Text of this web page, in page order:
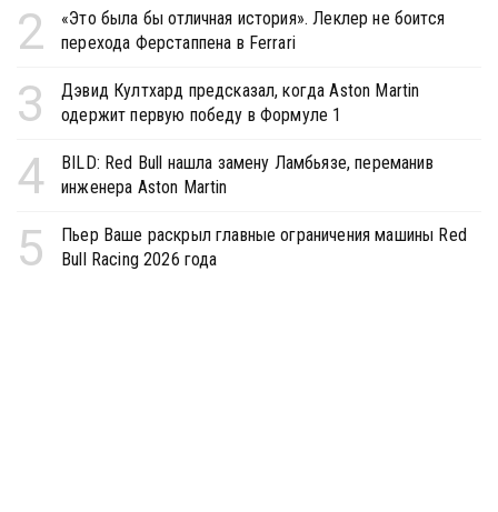
2
«Это была бы отличная история». Леклер не боится
перехода Ферстаппена в Ferrari
3
Дэвид Култхард предсказал, когда Aston Martin
одержит первую победу в Формуле 1
4
BILD: Red Bull нашла замену Ламбьязе, переманив
инженера Aston Martin
5
Пьер Ваше раскрыл главные ограничения машины Red
Bull Racing 2026 года